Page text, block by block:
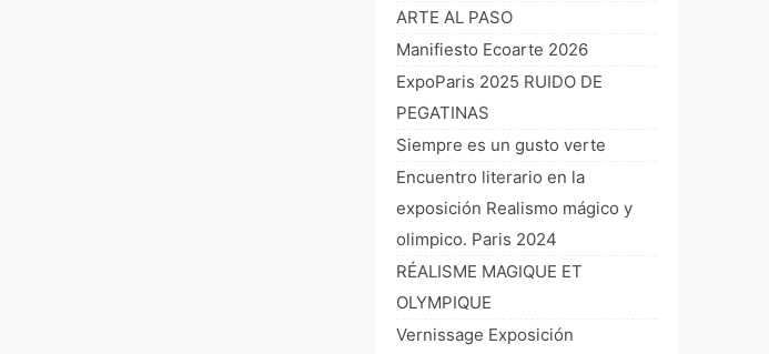
ARTE AL PASO
Manifiesto Ecoarte 2026
ExpoParis 2025 RUIDO DE
PEGATINAS
Siempre es un gusto verte
Encuentro literario en la
exposición Realismo mágico y
olimpico. Paris 2024
RÉALISME MAGIQUE ET
OLYMPIQUE
Vernissage Exposición